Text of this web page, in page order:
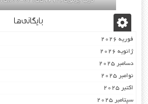
بایگانی‌ها
فوریه 2026
ژانویه 2026
دسامبر 2025
نوامبر 2025
اکتبر 2025
سپتامبر 2025